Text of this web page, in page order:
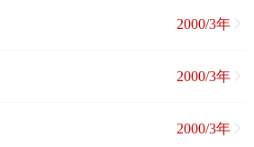
2000/3年
2000/3年
2000/3年